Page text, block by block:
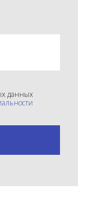
данных